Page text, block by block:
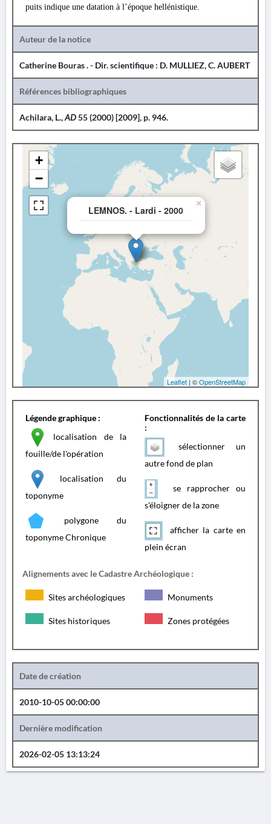
puits indique une datation à l’époque hellénistique.
Auteur de la notice
Catherine Bouras . - Dir. scientifique : D. MULLIEZ, C. AUBERT
Références bibliographiques
Achilara, L.,AD55 (2000) [2009], p. 946.
LEMNOS. - Lardi - 2000
×
+
−
Leaflet | ©OpenStreetMap
Légende graphique :
localisation de la
fouille/de l'opération
localisation du
toponyme
polygone du
toponyme Chronique
Fonctionnalités de la carte
:
sélectionner un
autre fond de plan
se rapprocher ou
s'éloigner de la zone
afficher la carte en
plein écran
Alignements avec le Cadastre Archéologique :
Sites archéologiques Monuments
Sites historiques Zones protégées
Date de création
2010-10-05 00:00:00
Dernière modification
2026-02-05 13:13:24